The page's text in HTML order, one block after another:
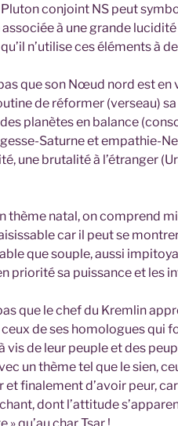
conjoint NS peut
à une grande
n’utilise ces éléments à
que son Nœud nord est en
de réformer (verseau)
planètes en balance
Saturne et empathie-
une brutalité à l’étranger
thème natal, on comprend
car il peut se
que souple, aussi
priorité sa puissance et les
que le chef du Kremlin
ceux de ses homologues qui
vis de leur peuple et des
un thème tel que le sien,
et finalement d’avoir peur,
dont l’attitude